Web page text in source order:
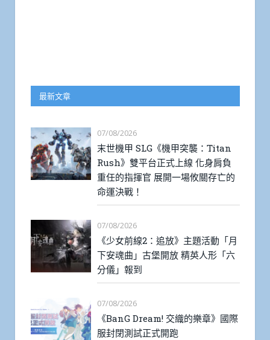
最新文章
07/08/2026
末世機甲 SLG《機甲突襲：Titan
Rush》雙平台正式上線 化身肩負
重任的指揮官 展開一場攸關存亡的
命運決戰！
07/08/2026
《少女前線2：追放》主題活動「月
下安魂曲」古堡開放 精英人形「六
分儀」報到
07/08/2026
《BanG Dream! 交織的樂章》國際
服封閉測試正式開跑